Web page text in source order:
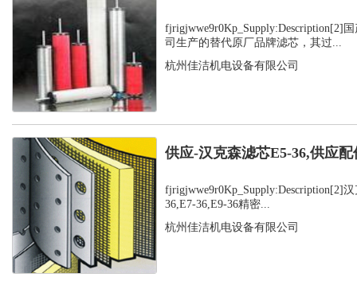
fjrigjwwe9r0Kp_Supply:Description[2]
司生产的替代原厂品牌滤芯，其过...
杭州佳洁机电设备有限公司
供应-汉克森滤芯E5-36,供应配
fjrigjwwe9r0Kp_Supply:Description[2]
36,E7-36,E9-36精密...
杭州佳洁机电设备有限公司